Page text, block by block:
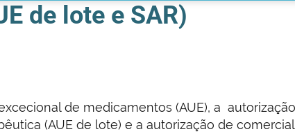
de lote e SAR)
de medicamentos (AUE), a
(AUE de lote) e a autorização de